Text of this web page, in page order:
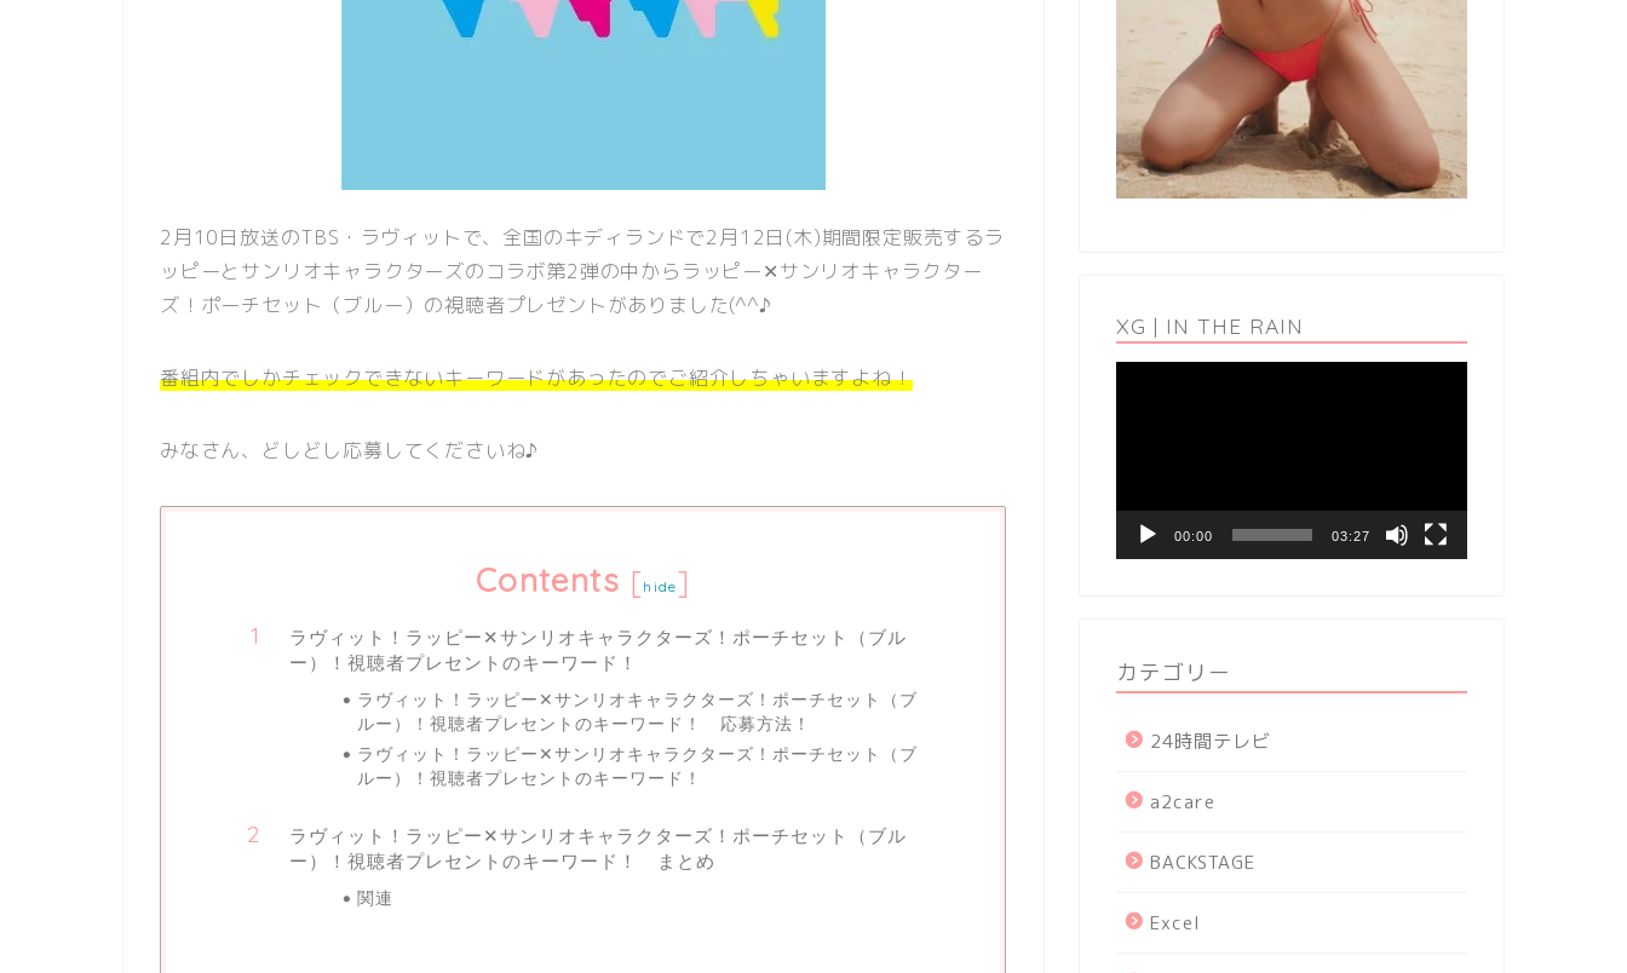
2月10日放送のTBS・ラヴィットで、全国のキディランドで2月12日(木)期間限定販売するラ
ッピーとサンリオキャラクターズのコラボ第2弾の中からラッピー✕サンリオキャラクター
ズ！ポーチセット（ブルー）の視聴者プレゼントがありました(^^♪
番組内でしかチェックできないキーワードがあったのでご紹介しちゃいますよね！
みなさん、どしどし応募してくださいね♪
Contents [hide]
ラヴィット！ラッピー✕サンリオキャラクターズ！ポーチセット（ブル
ー）！視聴者プレセントのキーワード！
ラヴィット！ラッピー✕サンリオキャラクターズ！ポーチセット（ブ
ルー）！視聴者プレセントのキーワード！ 応募方法！
ラヴィット！ラッピー✕サンリオキャラクターズ！ポーチセット（ブ
ルー）！視聴者プレセントのキーワード！
ラヴィット！ラッピー✕サンリオキャラクターズ！ポーチセット（ブル
ー）！視聴者プレセントのキーワード！ まとめ
関連
XG | IN THE RAIN
ヤ
00:00 03:27
カテゴリー
24時間テレビ
a2care
BACKSTAGE
Excel